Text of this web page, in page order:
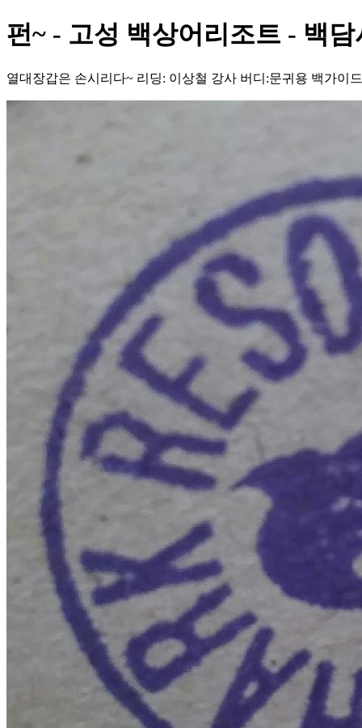
펀~ - 고성 백상어리조트 - 백담
열대장갑은 손시리다~ 리딩: 이상철 강사 버디:문귀용 백가이